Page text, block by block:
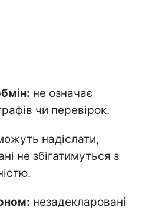
не означає
чи перевірок.
надіслати,
не збігатимуться з
незадекларовані